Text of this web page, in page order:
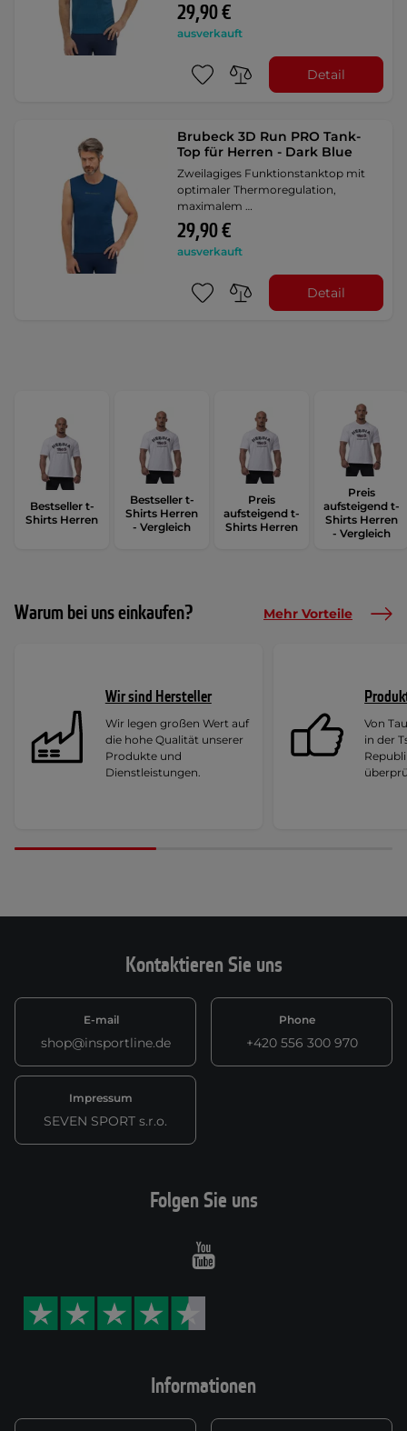
29,90 €
ausverkauft
Detail
Brubeck 3D Run PRO Tank-
Top für Herren - Dark Blue
Zweilagiges Funktionstanktop mit
optimaler Thermoregulation,
maximalem …
29,90 €
ausverkauft
Detail
Bestseller t-
Shirts Herren
Bestseller t-
Shirts Herren
- Vergleich
Preis
aufsteigend t-
Shirts Herren
Preis
aufsteigend t-
Shirts Herren
- Vergleich
Warum bei uns einkaufen? Mehr Vorteile
Wir sind Hersteller
Wir legen großen Wert auf
die hohe Qualität unserer
Produkte und
Dienstleistungen.
Von
in der
Kontaktieren Sie uns
E-mail
shop@insportline.de
Phone
+420 556 300 970
Impressum
SEVEN SPORT s.r.o.
Informationen
Folgen Sie uns
Youtube